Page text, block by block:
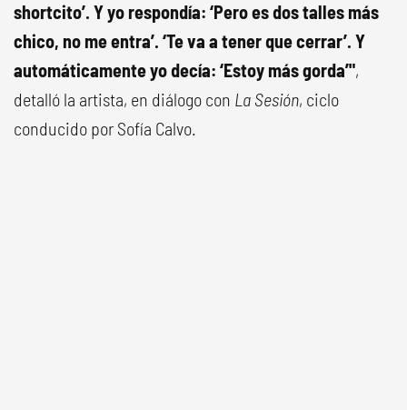
shortcito’. Y yo respondía: ‘Pero es dos talles más
chico, no me entra’. ‘Te va a tener que cerrar’. Y
automáticamente yo decía: ‘Estoy más gorda’",
detalló la artista, en diálogo con La Sesión, ciclo
conducido por Sofía Calvo.